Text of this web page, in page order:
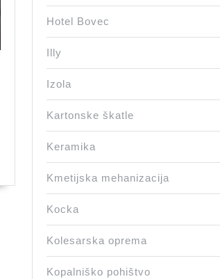
Hotel Bovec
Illy
Izola
Kartonske škatle
Keramika
Kmetijska mehanizacija
Kocka
Kolesarska oprema
Kopalniško pohištvo